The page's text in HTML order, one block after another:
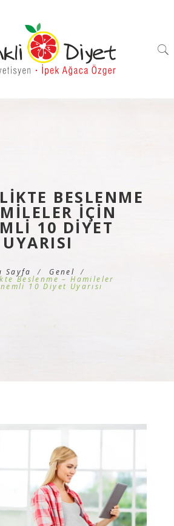
BESLENME
İÇIN
10 DIYET
UYARISI
Sayfa Genel
Beslenme – Hamileler
10 Diyet Uyarısı